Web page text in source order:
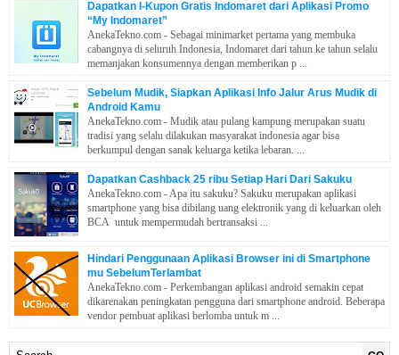
Dapatkan I-Kupon Gratis Indomaret dari Aplikasi Promo
“My Indomaret”
AnekaTekno.com - Sebagai minimarket pertama yang membuka
cabangnya di seluruh Indonesia, Indomaret dari tahun ke tahun selalu
memanjakan konsumennya dengan memberikan p ...
Sebelum Mudik, Siapkan Aplikasi Info Jalur Arus Mudik di
Android Kamu
AnekaTekno.com - Mudik atau pulang kampung merupakan suatu
tradisi yang selalu dilakukan masyarakat indonesia agar bisa
berkumpul dengan sanak keluarga ketika lebaran. ...
Dapatkan Cashback 25 ribu Setiap Hari Dari Sakuku
AnekaTekno.com - Apa itu sakuku? Sakuku merupakan aplikasi
smartphone yang bisa dibilang uang elektronik yang di keluarkan oleh
BCA untuk mempermudah bertransaksi ...
Hindari Penggunaan Aplikasi Browser ini di Smartphone
mu SebelumTerlambat
AnekaTekno.com - Perkembangan aplikasi android semakin cepat
dikarenakan peningkatan pengguna dari smartphone android. Beberapa
vendor pembuat aplikasi berlomba untuk m ...